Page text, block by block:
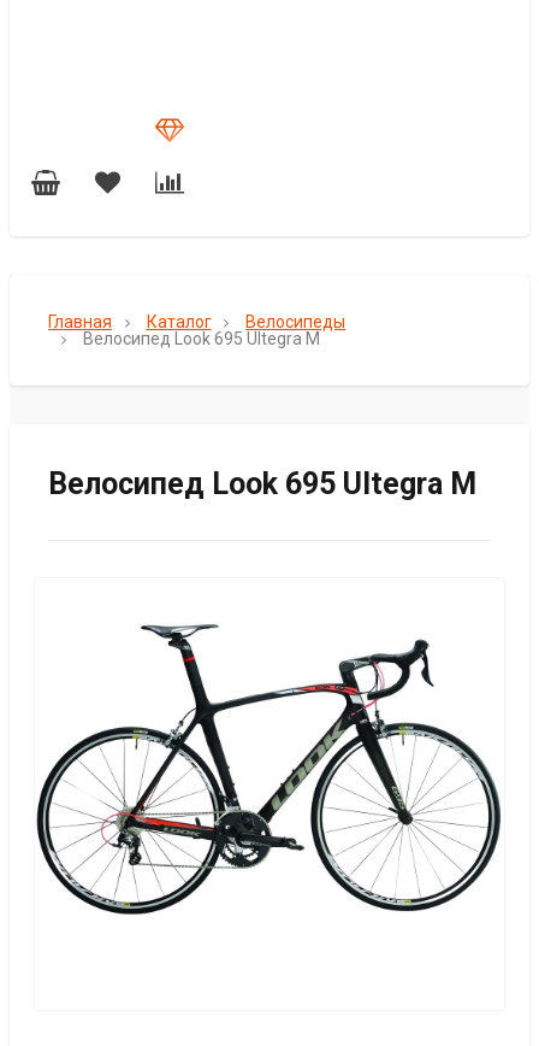
Главная Каталог
Велосипеды
Велосипед Look 695 Ultegra M
Велосипед Look 695 Ultegra M